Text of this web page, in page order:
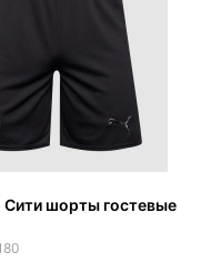
Сити шорты гостевые